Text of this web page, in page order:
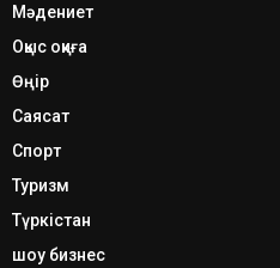
Мәдениет
Оқыс оқиға
Өңір
Саясат
Спорт
Туризм
Түркістан
шоу бизнес